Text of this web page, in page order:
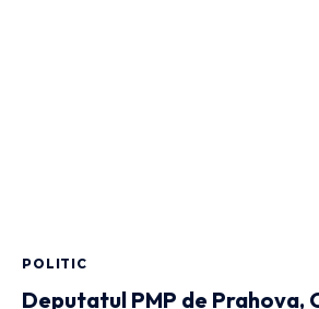
POLITIC
Deputatul PMP de Prahova,